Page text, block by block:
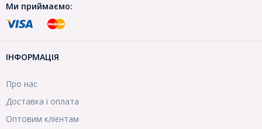
Ми приймаємо:
ІНФОРМАЦІЯ
Про нас
Доставка і оплата
Оптовим клієнтам